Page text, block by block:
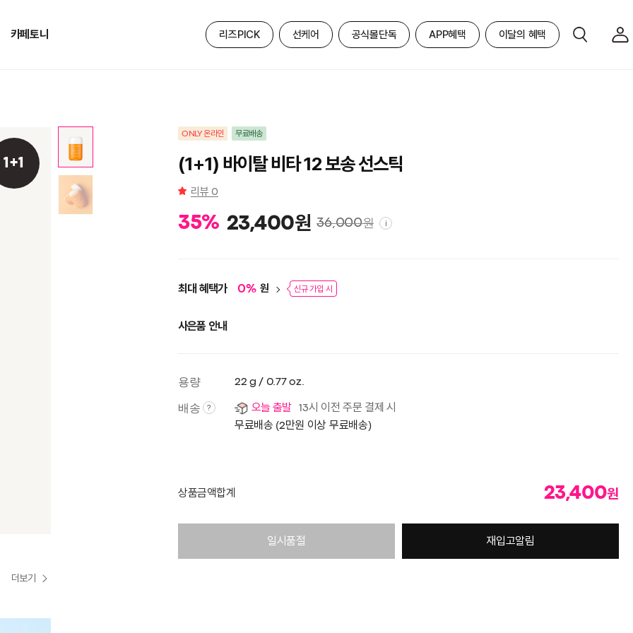
카페토니 리즈PICK 선케어 공식몰단독 APP혜택 이달의 혜택
1+1
더보기
ONLY 온라인 무료배송
(1+1) 바이탈 비타 12 보송 선스틱
리뷰 0
35% 23,400원 36,000원 i
최대 혜택가 0% 원 신규 가입 시
사은품 안내
용량 22 g / 0.77 oz.
배송 ? 오늘 출발
13시 이전 주문 결제 시
무료배송 (2만원 이상 무료배송)
상품금액합계 23,400원
일시품절 재입고알림